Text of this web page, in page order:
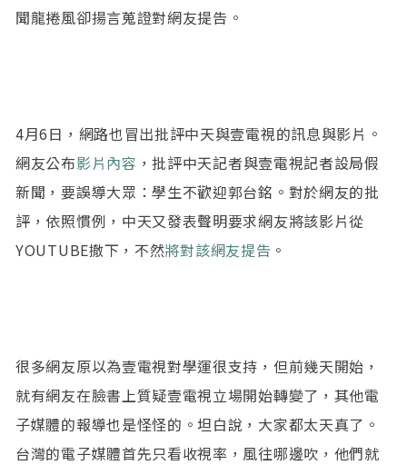
聞龍捲風卻揚言蒐證對網友提告。
4月6日，網路也冒出批評中天與壹電視的訊息與影片。
網友公布影片內容 ，批評中天記者與壹電視記者設局假
新聞，要誤導大眾：學生不歡迎郭台銘。對於網友的批
評，依照慣例，中天又發表聲明要求網友將該影片從
YOUTUBE撤下，不然將對該網友提告 。
很多網友原以為壹電視對學運很支持，但前幾天開始，
就有網友在臉書上質疑壹電視立場開始轉變了，其他電
子媒體的報導也是怪怪的。坦白說，大家都太天真了。
台灣的電子媒體首先只看收視率，風往哪邊吹，他們就